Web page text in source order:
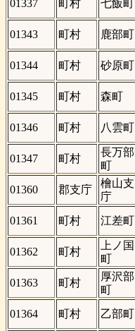
01337
町村 七飯町
01343
町村 鹿部町
01344
町村 砂原町
01345
町村 森町
01346
町村 八雲町
01347
町村
長万部
町
01360
郡支庁
檜山支
庁
01361 町村 江差町
01362
町村
上ノ国
町
01363
町村
厚沢部
町
01364
町村 乙部町